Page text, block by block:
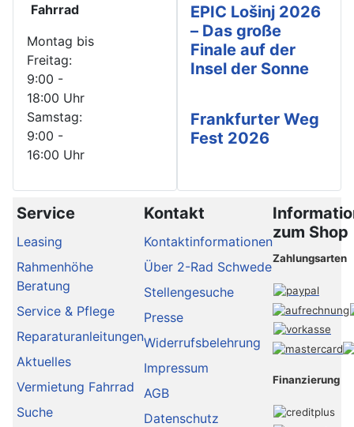
Fahrrad
Montag bis
Freitag:
9:00 -
18:00 Uhr
Samstag:
9:00 -
16:00 Uhr
EPIC Lošinj 2026
– Das große
Finale auf der
Insel der Sonne
Frankfurter Weg
Fest 2026
Service
Leasing
Rahmenhöhe
Beratung
Service & Pflege
Reparaturanleitungen
Aktuelles
Vermietung Fahrrad
Suche
Kontakt
Kontaktinformationen
Über 2-Rad Schwede
Stellengesuche
Presse
Widerrufsbelehrung
Impressum
AGB
Datenschutz
zum Shop
Zahlungsarten
Finanzierung